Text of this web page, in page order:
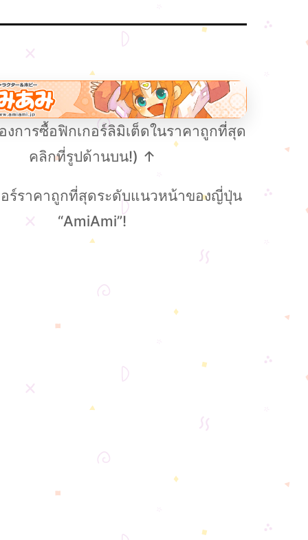
การซื้อฟิกเกอร์ลิมิเต็ดในราคาถูกที่สุด
คลิกที่รูปด้านบน!) ↑
ร์ราคาถูกที่สุดระดับแนวหน้าของญี่ปุ่น
“AmiAmi”!